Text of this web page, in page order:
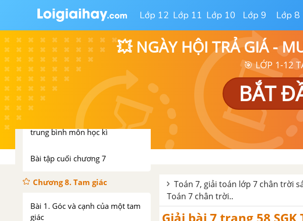
Lớp 12 Lớp 11 Lớp 10 Lớp 9 Lớp 8
💥 NGÀY HỘI TRẢ GIÁ -
🎯 LỚP 1-12
BẮT
Bài 2. Đa thức một biến
Bài 3. Phép cộng và phép trừ đa
thức một biến
Bài 4. Phép nhân và phép chia
đa thức một biến
Bài 5. Hoạt động thực hành và
trải nghiệm: Cách tính điểm
trung bình môn học kì
Bài tập cuối chương 7
Chương 8. Tam giác
Bài 1. Góc và cạnh của một tam
giác
Toán 7, giải toán lớp 7 chân trời
Toán 7 chân trời..